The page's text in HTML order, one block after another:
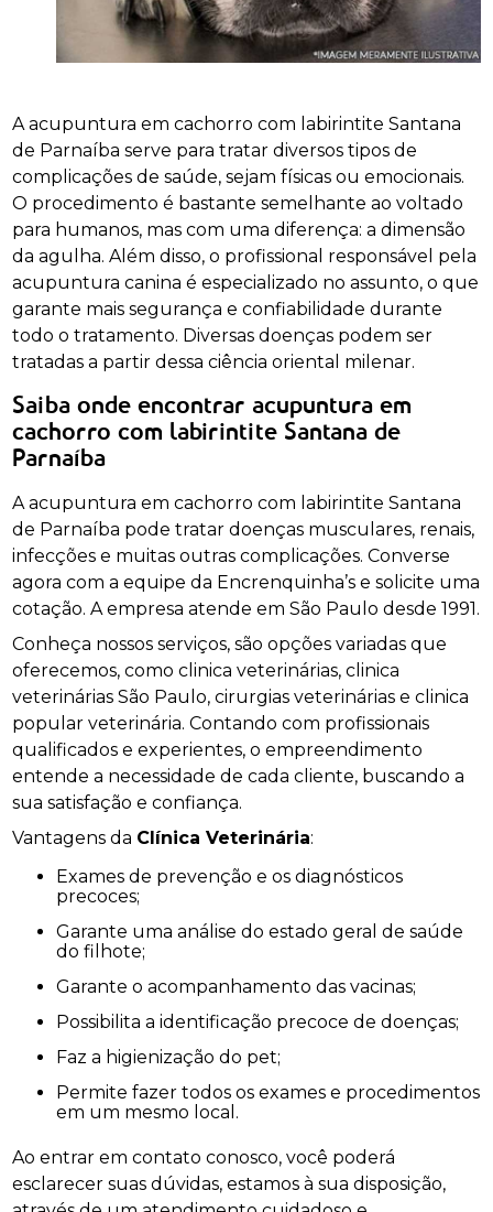
A acupuntura em cachorro com labirintite Santana
de Parnaíba serve para tratar diversos tipos de
complicações de saúde, sejam físicas ou emocionais.
O procedimento é bastante semelhante ao voltado
para humanos, mas com uma diferença: a dimensão
da agulha. Além disso, o profissional responsável pela
acupuntura canina é especializado no assunto, o que
garante mais segurança e confiabilidade durante
todo o tratamento. Diversas doenças podem ser
tratadas a partir dessa ciência oriental milenar.
Saiba onde encontrar acupuntura em
cachorro com labirintite Santana de
Parnaíba
A acupuntura em cachorro com labirintite Santana
de Parnaíba pode tratar doenças musculares, renais,
infecções e muitas outras complicações. Converse
agora com a equipe da Encrenquinha’s e solicite uma
cotação. A empresa atende em São Paulo desde 1991.
Conheça nossos serviços, são opções variadas que
oferecemos, como clinica veterinárias, clinica
veterinárias São Paulo, cirurgias veterinárias e clinica
popular veterinária. Contando com profissionais
qualificados e experientes, o empreendimento
entende a necessidade de cada cliente, buscando a
sua satisfação e confiança.
Vantagens da Clínica Veterinária:
Exames de prevenção e os diagnósticos
precoces;
Garante uma análise do estado geral de saúde
do filhote;
Garante o acompanhamento das vacinas;
Possibilita a identificação precoce de doenças;
Faz a higienização do pet;
Permite fazer todos os exames e procedimentos
em um mesmo local.
Ao entrar em contato conosco, você poderá
esclarecer suas dúvidas, estamos à sua disposição,